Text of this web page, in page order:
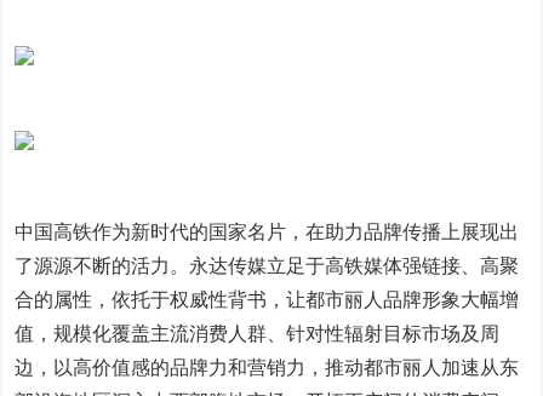
中国高铁作为新时代的国家名片，在助力品牌传播上展现出
了源源不断的活力。永达传媒立足于高铁媒体强链接、高聚
合的属性，依托于权威性背书，让都市丽人品牌形象大幅增
值，规模化覆盖主流消费人群、针对性辐射目标市场及周
边，以高价值感的品牌力和营销力，推动都市丽人加速从东